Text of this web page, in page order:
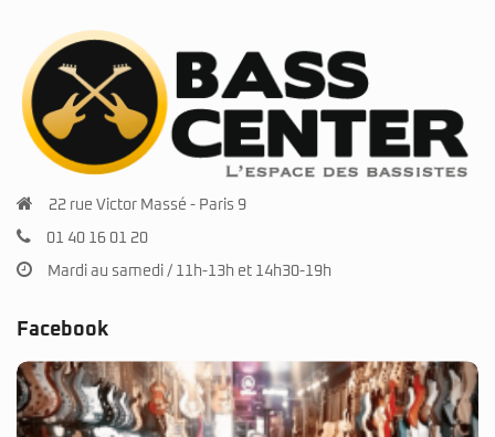
22 rue Victor Massé - Paris 9
01 40 16 01 20
Mardi au samedi / 11h-13h et 14h30-19h
Facebook